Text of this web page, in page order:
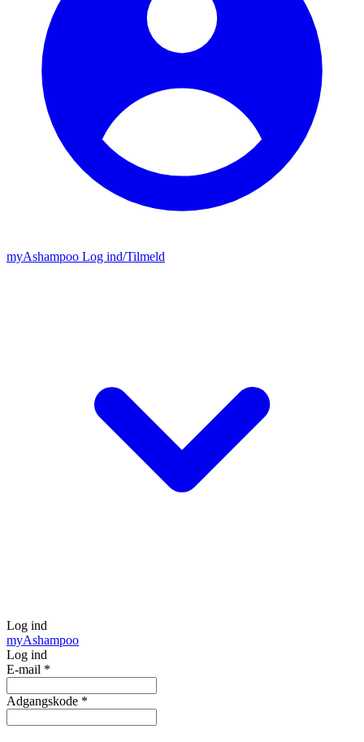
myAshampoo Log ind/Tilmeld
Log ind
myAshampoo
Log ind
E-mail *
Adgangskode *